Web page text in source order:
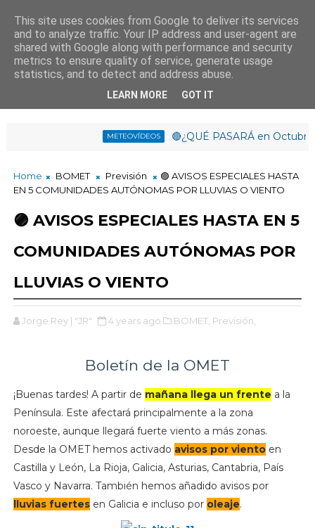
¡Buenas tardes!
21:43: 05
METEOVÍDEOS 🔴¿QUÉ PASARÁ en Octubre? EL
Home BOMET Previsión
🟣 AVISOS ESPECIALES HASTA
EN 5 COMUNIDADES AUTÓNOMAS POR LLUVIAS O VIENTO
🟣 AVISOS ESPECIALES HASTA EN 5
COMUNIDADES AUTÓNOMAS POR
LLUVIAS O VIENTO
Jorge Rey | "JR" 4 years ago BOMET, Previsión,
Boletín de la OMET
¡Buenas tardes! A partir de mañana llega un frente a la
Península. Este afectará principalmente a la zona
noroeste, aunque llegará fuerte viento a más zonas.
Desde la OMET hemos activado avisos por vientoen
Castilla y León, La Rioja, Galicia, Asturias, Cantabria, País
Vasco y Navarra. También hemos añadido avisos por
lluvias fuertesen Galicia e incluso por oleaje.
This site uses cookies from Google to deliver its services
and to analyze traffic. Your IP address and user-agent are
shared with Google along with performance and security
metrics to ensure quality of service, generate usage
statistics, and to detect and address abuse.
LEARN MORE GOT IT